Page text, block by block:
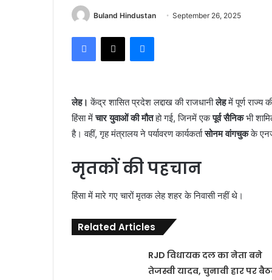
Buland Hindustan September 26, 2025
Facebook
X Messenger
लेह। केंद्र शासित प्रदेश लद्दाख की राजधानीलेहमें पूर्ण राज्य
हिंसा मेंचार युवाओं की मौतहो गई, जिनमें एकपूर्व सैनिकभी
है। वहीं, गृह मंत्रालय ने पर्यावरण कार्यकर्तासोनम वांगचुकके
मृतकों की पहचान
हिंसा में मारे गए चारों मृतक लेह शहर के निवासी नहीं थे।
Related Articles
RJD विधायक दल का नेता बने
तेजस्वी यादव, चुनावी हार पर